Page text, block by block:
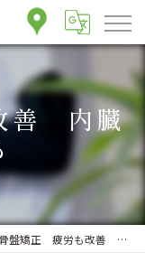
善 内臓
骨盤矯正 疲労も改善 内臓の活性化も